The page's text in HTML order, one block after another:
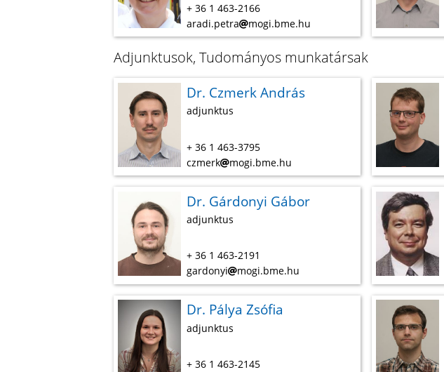
+ 36 1 463-2166
aradi.petra
mogi.bme.hu
Adjunktusok, Tudományos munkatársak
Dr. Czmerk András
adjunktus
+ 36 1 463-3795
czmerk
mogi.bme.hu
Dr. Gárdonyi Gábor
adjunktus
+ 36 1 463-2191
gardonyi
mogi.bme.hu
Dr. Pálya Zsófia
adjunktus
+ 36 1 463-2145